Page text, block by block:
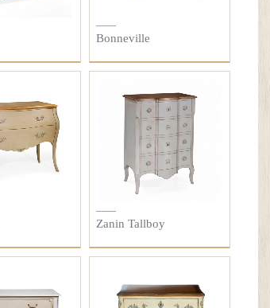
Bonneville
Zanin Tallboy